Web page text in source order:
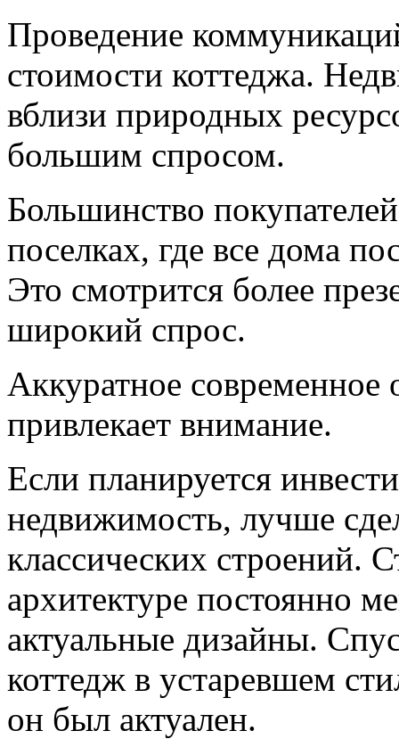
Проведение
стоимости коттеджа.
вблизи природных
большим спросом.
Большинство
поселках, где все дома
Это смотрится более
широкий спрос.
Аккуратное современное
привлекает внимание.
Если планируется
недвижимость, лучше
классических строений.
архитектуре постоянно
актуальные дизайны.
коттедж в устаревшем
он был актуален.